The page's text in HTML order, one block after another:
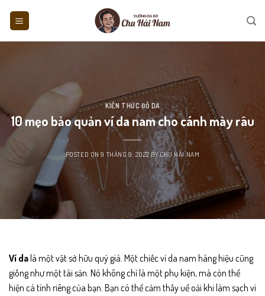
KIẾN THỨC ĐỒ DA
10 mẹo bảo quản ví da nam cho cánh mày râu
POSTED ON9 THÁNG 9, 2022BYCHU HẢI NAM
Ví da là một vật sở hữu quý giá. Một chiếc ví da nam hàng hiệu cũng
giống như một tài sản. Nó không chỉ là một phụ kiện, mà còn thể
hiện cá tính riêng của bạn. Bạn có thể cảm thấy uể oải khi làm sạch ví